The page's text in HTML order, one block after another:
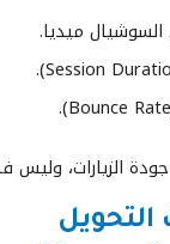
السوشيال ميديا.
الزيارات،